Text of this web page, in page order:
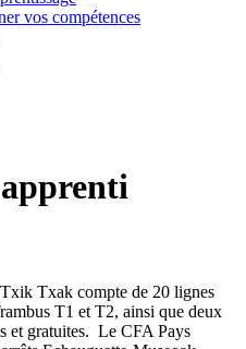
vos compétences
Txak compte de 20 lignes
T1 et T2, ainsi que deux
et gratuites. Le CFA Pays